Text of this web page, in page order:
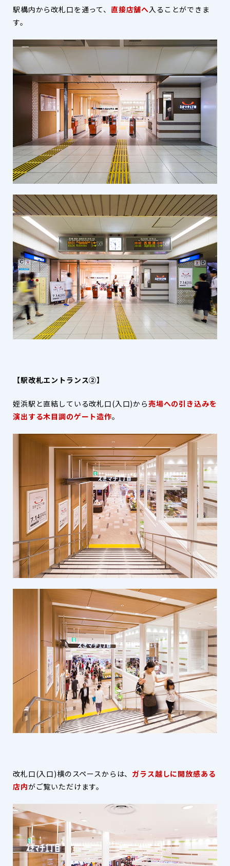
駅構内から改札口を通って、 直接店舗へ入ることができま
す。
【駅改札エントランス②】
姪浜駅と直結している改札口(入口)から売場への引き込みを
演出する木目調のゲート造作。
改札口(入口)横のスペースからは、 ガラス越しに開放感ある
店内がご覧いただけます。